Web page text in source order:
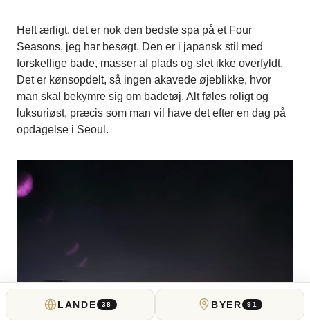
Helt ærligt, det er nok den bedste spa på et Four
Seasons, jeg har besøgt. Den er i japansk stil med
forskellige bade, masser af plads og slet ikke overfyldt.
Det er kønsopdelt, så ingen akavede øjeblikke, hvor
man skal bekymre sig om badetøj. Alt føles roligt og
luksuriøst, præcis som man vil have det efter en dag på
opdagelse i Seoul.
LANDE 38 BYER 91